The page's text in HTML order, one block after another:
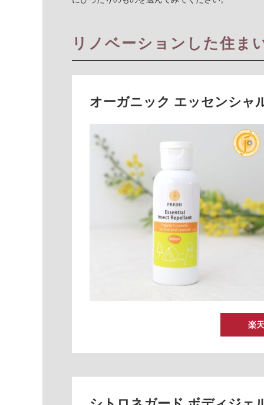
リノベーションした住ま
オーガニック エッセンシャ
楽